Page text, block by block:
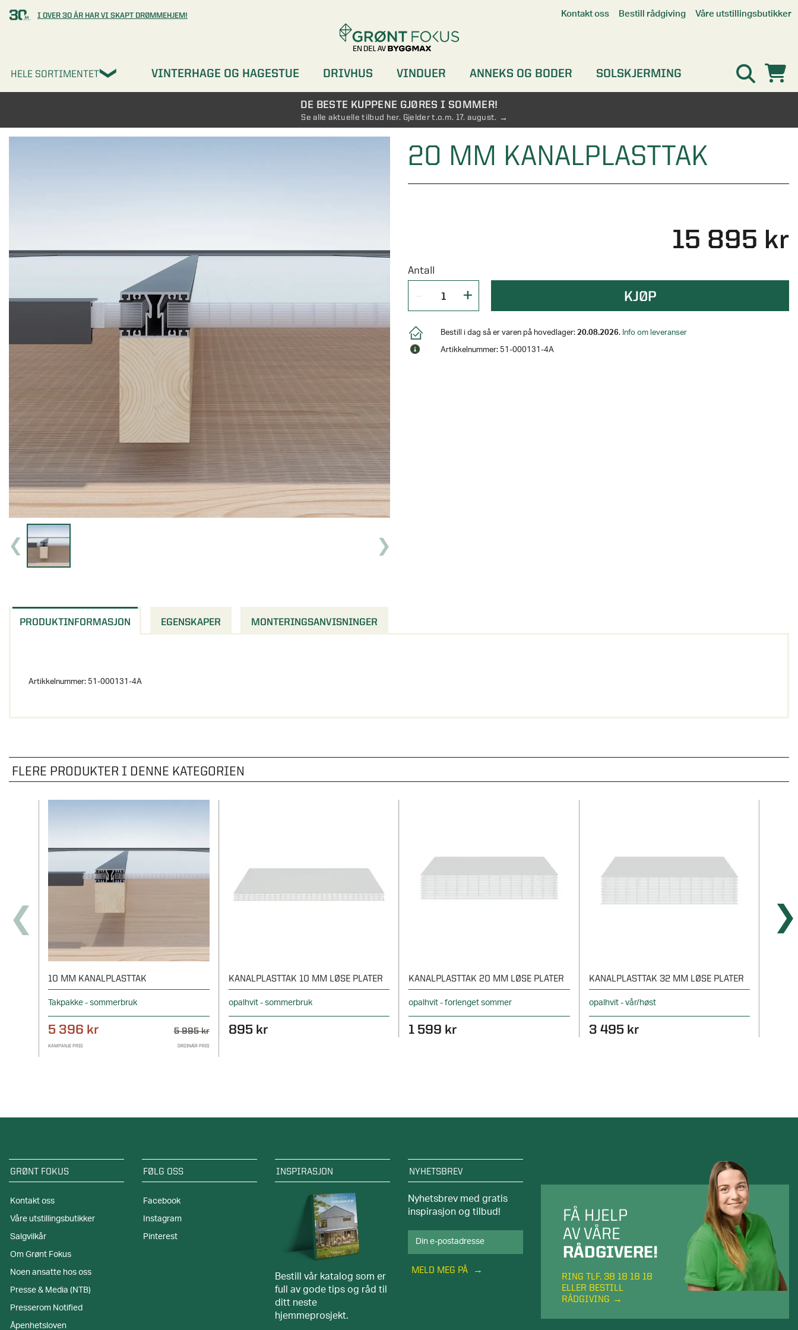
I OVER 30 ÅR HAR VI SKAPT DRØMMEHJEM! Kontakt oss Bestill rådgiving Våre utstillingsbutikker
Kristiansand
HELE SORTIMENTET VINTERHAGE OG HAGESTUE DRIVHUS VINDUER ANNEKS OG BODER
SOLSKJERMING
DØRER
GARDEROBER
DE BESTE KUPPENE GJØRES I SOMMER!
Se alle aktuelle tilbud her. Gjelder t.o.m. 17. august.
20 MM KANALPLASTTAK
15 895 kr
Antall
KJØP
Bestill i dag så er varen på hovedlager: 20.08.2026. Info om leveranser
Artikkelnummer: 51-000131-4A
PRODUKTINFORMASJON EGENSKAPER MONTERINGSANVISNINGER
Artikkelnummer: 51-000131-4A
FLERE PRODUKTER I DENNE KATEGORIEN
10 MM KANALPLASTTAK
Takpakke - sommerbruk
5 396 kr 5 995 kr
KAMPANJE PRIS ORDINÆR PRIS
KANALPLASTTAK 10 MM LØSE PLATER
opalhvit - sommerbruk
895 kr
KANALPLASTTAK 20 MM LØSE PLATER
opalhvit - forlenget sommer
1 599 kr
KANALPLASTTAK 32 MM LØSE PLATER
opalhvit - vår/høst
3 495 kr
GRØNT FOKUS
Kontakt oss
Våre utstillingsbutikker
Salgvilkår
Om Grønt Fokus
Noen ansatte hos oss
Presse & Media (NTB)
Presserom Notified
Åpenhetsloven
FØLG OSS
Facebook
Instagram
Pinterest
INSPIRASJON
Bestill vår katalog som er
full av gode tips og råd til
ditt neste
hjemmeprosjekt.
NYHETSBREV
Nyhetsbrev med gratis
inspirasjon og tilbud!
MELD MEG PÅ
FÅ HJELP
AV VÅRE
RÅDGIVERE!
RING TLF. 38 18 18 18
ELLER BESTILL
RÅDGIVING